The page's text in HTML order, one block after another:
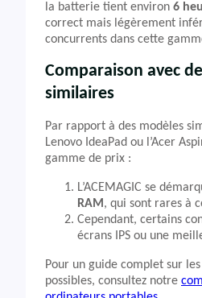
la batterie tient environ 6
correct mais légèrement
concurrents dans cette
Comparaison avec
similaires
Par rapport à des modèles
Lenovo IdeaPad ou l’Acer
gamme de prix :
L’ACEMAGIC se
RAM , qui sont rares à
Cependant, certains
écrans IPS ou une
Pour un guide complet sur
possibles, consultez notre